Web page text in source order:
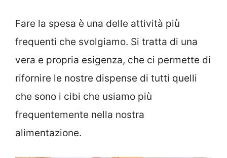
Fare la spesa è una delle attività più
frequenti che svolgiamo. Si tratta di una
vera e propria esigenza, che ci permette di
rifornire le nostre dispense di tutti quelli
che sono i cibi che usiamo più
frequentemente nella nostra
alimentazione.